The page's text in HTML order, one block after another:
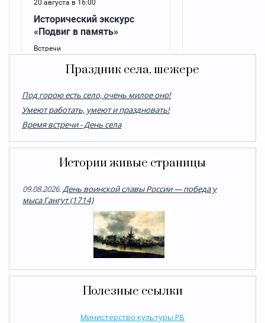
Праздник села, шежере
Под горою есть село, очень милое оно!
Умеют работать, умеют и праздновать!
Время встречи - День села
Истории живые страницы
09.08.2026.День воинской славы России — победа у
мыса Гангут (1714)
Полезные ссылки
Министерство культуры РБ